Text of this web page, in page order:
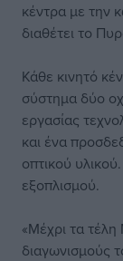
κέντρα με την
διαθέτει το
Κάθε κινητό
σύστημα δύο
εργασίας
και ένα
οπτικού
εξοπλισμού.
«Μέχρι τα
διαγωνισμούς